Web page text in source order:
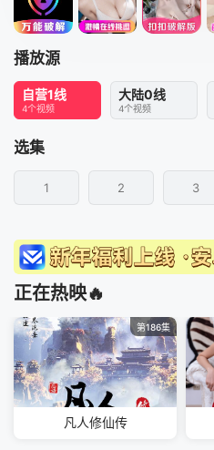
播放源
自营1线
4个视频
大陆0线
4个视频
选集
1 2 3
正在热映🔥
第186集
凡人修仙传